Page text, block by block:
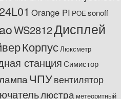
Orange PI POEsonoff
WS2812Дисплей
КорпусЛюксметр
станцияСимистор
ЧПУвентилятор
люстра метеоритный